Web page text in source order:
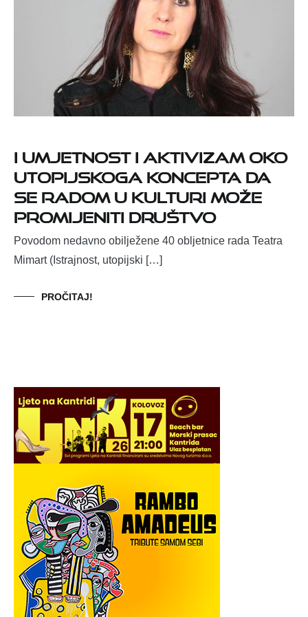
I umjetnost i aktivizam oko
utopijskoga koncepta da
se radom u kulturi može
promijeniti društvo
Povodom nedavno obilježene 40 obljetnice rada Teatra
Mimart (Istrajnost, utopijski […]
PROČITAJ!